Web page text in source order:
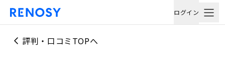
ログイン
評判・口コミTOPへ